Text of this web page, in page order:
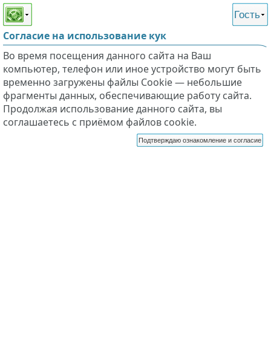
Этот сайт поддерживает
слабовидящих
Гость
Согласие на использование кук
Во время посещения данного сайта на Ваш
компьютер, телефон или иное устройство могут быть
временно загружены файлы Cookie — небольшие
фрагменты данных, обеспечивающие работу сайта.
Продолжая использование данного сайта, вы
соглашаетесь с приёмом файлов cookie.
Подтверждаю ознакомление и согласие